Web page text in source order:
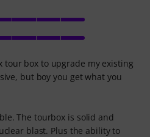
tour box to upgrade my existing
but boy you get what you
The tourbox is solid and
blast. Plus the ability to